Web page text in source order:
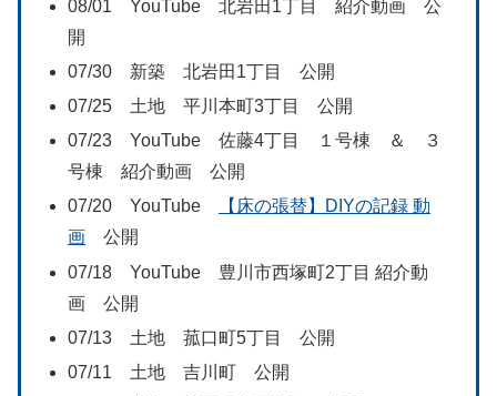
08/01 YouTube 北岩田1丁目 紹介動画 公
開
07/30 新築 北岩田1丁目 公開
07/25 土地 平川本町3丁目 公開
07/23 YouTube 佐藤4丁目 １号棟 ＆ ３
号棟 紹介動画 公開
07/20 YouTube
【床の張替】DIYの記録 動
画公開
07/18 YouTube 豊川市西塚町2丁目 紹介動
画 公開
07/13 土地 菰口町5丁目 公開
07/11 土地 吉川町 公開